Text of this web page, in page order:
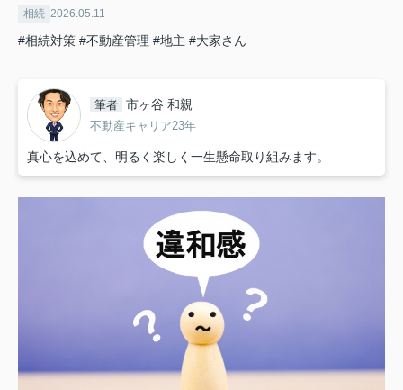
相続 2026.05.11
#相続対策 #不動産管理 #地主 #大家さん
筆者 市ヶ谷 和親
不動産キャリア23年
真心を込めて、明るく楽しく一生懸命取り組みます。